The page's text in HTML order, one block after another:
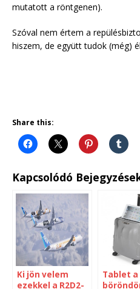
mutatott a röntgenen).
Szóval nem értem a
hiszem, de együtt tudok (még)
Share this:
Kapcsolódó
Ki jön velem
ezekkel a R2D2-
Tablet a